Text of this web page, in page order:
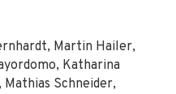
Martin Hailer,
Katharina
Schneider,